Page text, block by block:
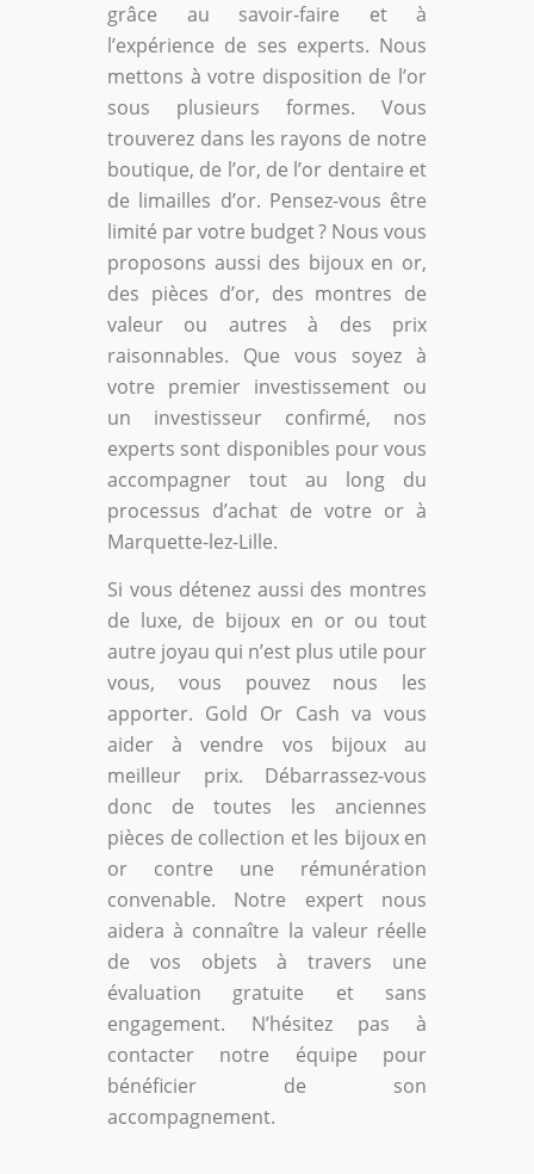
grâce au savoir-faire et à
l’expérience de ses experts. Nous
mettons à votre disposition de l’or
sous plusieurs formes. Vous
trouverez dans les rayons de notre
boutique, de l’or, de l’or dentaire et
de limailles d’or. Pensez-vous être
limité par votre budget ? Nous vous
proposons aussi des bijoux en or,
des pièces d’or, des montres de
valeur ou autres à des prix
raisonnables. Que vous soyez à
votre premier investissement ou
un investisseur confirmé, nos
experts sont disponibles pour vous
accompagner tout au long du
processus d’achat de votre or à
Marquette-lez-Lille.
Si vous détenez aussi des montres
de luxe, de bijoux en or ou tout
autre joyau qui n’est plus utile pour
vous, vous pouvez nous les
apporter. Gold Or Cash va vous
aider à vendre vos bijoux au
meilleur prix. Débarrassez-vous
donc de toutes les anciennes
pièces de collection et les bijoux en
or contre une rémunération
convenable. Notre expert nous
aidera à connaître la valeur réelle
de vos objets à travers une
évaluation gratuite et sans
engagement. N’hésitez pas à
contacter notre équipe pour
bénéficier de son
accompagnement.